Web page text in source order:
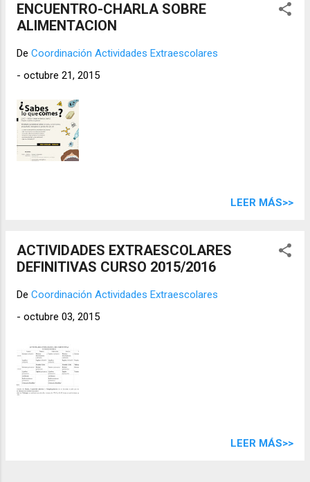
ENCUENTRO-CHARLA SOBRE
ALIMENTACION
De Coordinación Actividades Extraescolares
- octubre 21, 2015
LEER MÁS>>
ACTIVIDADES EXTRAESCOLARES
DEFINITIVAS CURSO 2015/2016
De Coordinación Actividades Extraescolares
- octubre 03, 2015
LEER MÁS>>